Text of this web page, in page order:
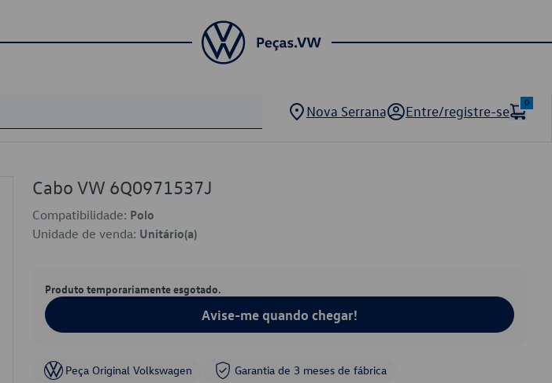
Nova Serrana Entre/registre-se
0
Cabo VW 6Q0971537J
Compatibilidade: Polo
Unidade de venda: Unitário(a)
Produto temporariamente esgotado.
Avise-me quando chegar!
Peça Original Volkswagen Garantia de 3 meses de fábrica